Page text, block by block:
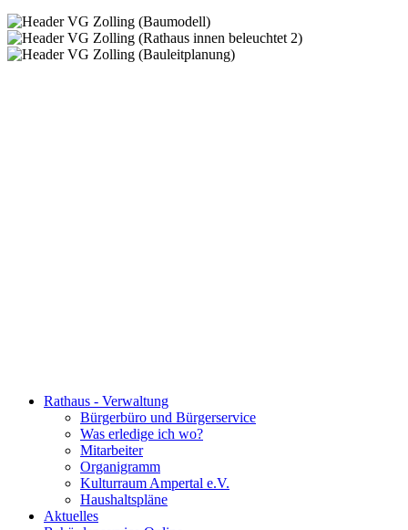
Rathaus - Verwaltung
Bürgerbüro und Bürgerservice
Was erledige ich wo?
Mitarbeiter
Organigramm
Kulturraum Ampertal e.V.
Haushaltspläne
Aktuelles